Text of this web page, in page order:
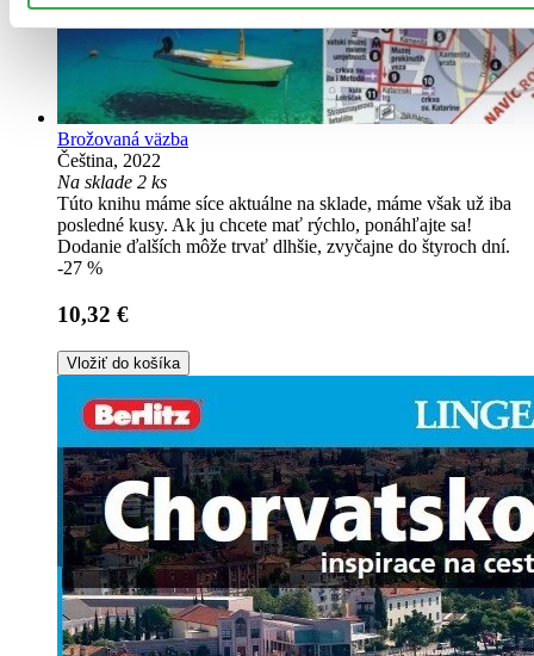
Brožovaná väzba
Čeština, 2022
Na sklade 2 ks
Túto knihu máme síce aktuálne na sklade, máme však už iba
posledné kusy. Ak ju chcete mať rýchlo, ponáhľajte sa!
Dodanie ďalších môže trvať dlhšie, zvyčajne do štyroch dní.
-27 %
10,32 €
Vložiť do košíka